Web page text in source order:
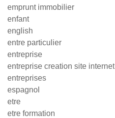
emprunt immobilier
enfant
english
entre particulier
entreprise
entreprise creation site internet
entreprises
espagnol
etre
etre formation